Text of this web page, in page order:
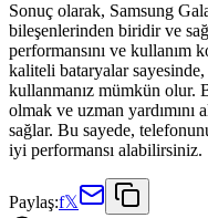
Sonuç olarak, Samsung
bileşenlerinden biridir ve
performansını ve kullanım
kaliteli bataryalar sayesinde,
kullanmanız mümkün olur.
olmak ve uzman
sağlar. Bu sayede,
iyi performansı alabilirsiniz.
Paylaş:f𝕏